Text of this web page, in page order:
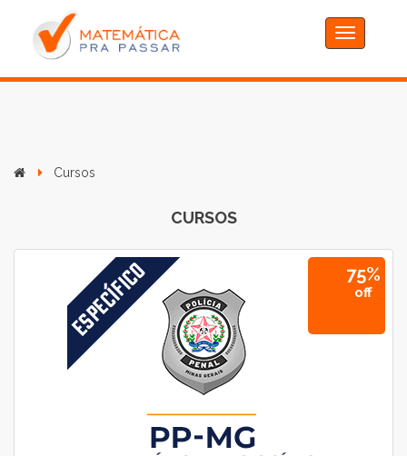
Toggle
navigation
Cursos
CURSOS
75%
off